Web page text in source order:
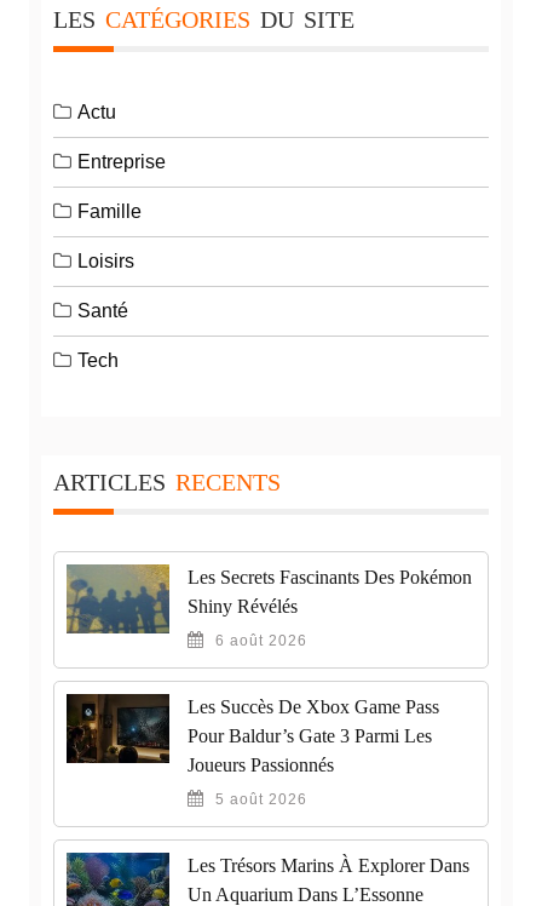
LES CATÉGORIES DU SITE
Actu
Entreprise
Famille
Loisirs
Santé
Tech
ARTICLES RECENTS
Les Secrets Fascinants Des Pokémon
Shiny Révélés
6 août 2026
Les Succès De Xbox Game Pass
Pour Baldur’s Gate 3 Parmi Les
Joueurs Passionnés
5 août 2026
Les Trésors Marins À Explorer Dans
Un Aquarium Dans L’Essonne